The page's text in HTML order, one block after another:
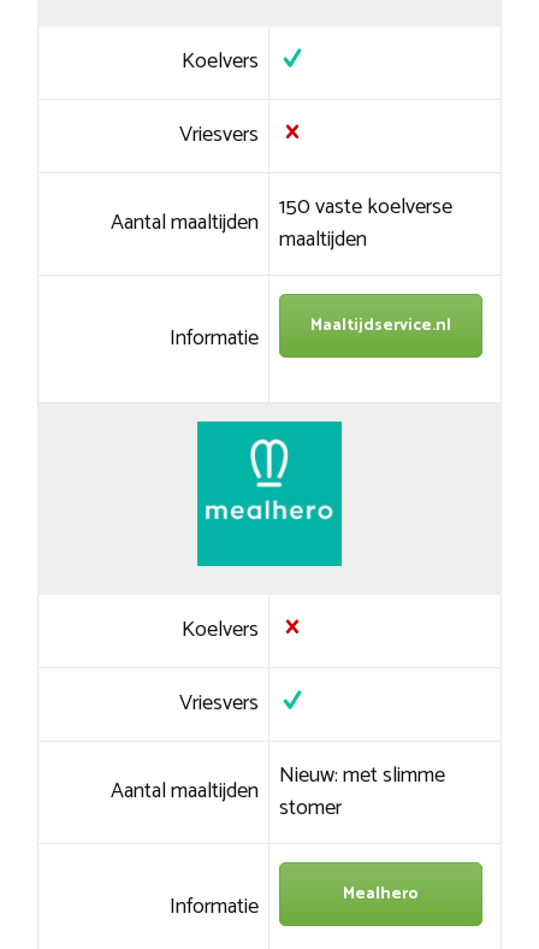
Koelvers
Vriesvers
Aantal maaltijden 150 vaste koelverse
maaltijden
Informatie Maaltijdservice.nl
Koelvers
Vriesvers
Aantal maaltijden Nieuw: met slimme
stomer
Informatie Mealhero